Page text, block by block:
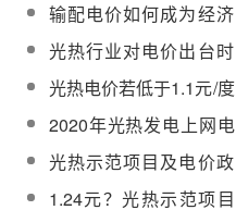
输配电价如何成为经济
高效的价格信号？
光热行业对电价出台时
间的迫切程度超其价格
本身
光热电价若低于1.1元/度
将给行业带来多大影
响？
2020年光热发电上网电
价有望降至0.75元/千瓦
时以下
光热示范项目及电价政
策出台在即 数千亿市场
1.24元？光热示范项目